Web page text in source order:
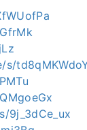
9j_3dCe_ux